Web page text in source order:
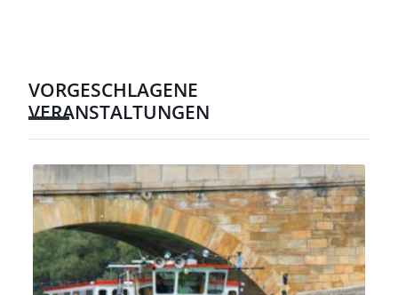
VORGESCHLAGENE
VERANSTALTUNGEN